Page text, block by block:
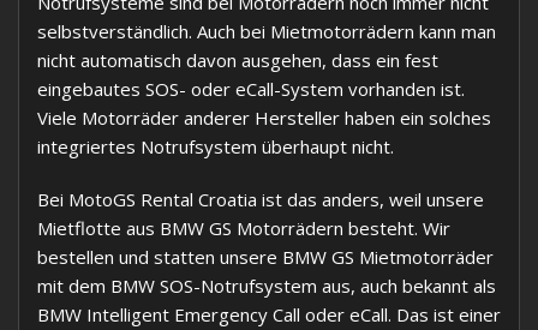
selbstverständlich. Auch bei Mietmotorrädern kann man
nicht automatisch davon ausgehen, dass ein fest
eingebautes SOS- oder eCall-System vorhanden ist.
Viele Motorräder anderer Hersteller haben ein solches
integriertes Notrufsystem überhaupt nicht.
Bei MotoGS Rental Croatia ist das anders, weil unsere
Mietflotte aus BMW GS Motorrädern besteht. Wir
bestellen und statten unsere BMW GS Mietmotorräder
mit dem BMW SOS-Notrufsystem aus, auch bekannt als
BMW Intelligent Emergency Call oder eCall. Das ist einer